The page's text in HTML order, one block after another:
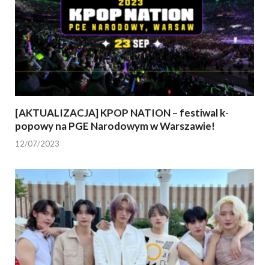
[AKTUALIZACJA] KPOP NATION – festiwal k-
popowy na PGE Narodowym w Warszawie!
12/07/2023